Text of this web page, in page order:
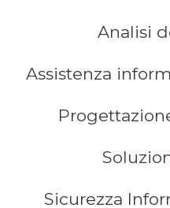
Analisi
Assistenza
Sicurezza